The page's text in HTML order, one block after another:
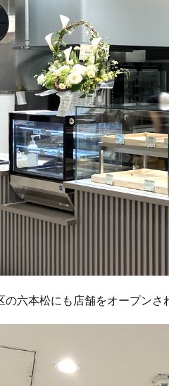
六本松にも店舗をオープン